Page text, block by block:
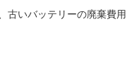
古いバッテリーの廃棄費用